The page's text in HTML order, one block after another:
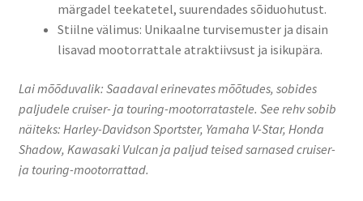
märgadel teekatetel, suurendades sõiduohutust.​
​Stiilne välimus: Unikaalne turvisemuster ja disain
lisavad mootorrattale atraktiivsust ja isikupära.​
​Lai mõõduvalik: Saadaval erinevates mõõtudes, sobides
paljudele cruiser- ja touring-mootorratastele.​ See rehv sobib
näiteks: Harley-Davidson Sportster, Yamaha V-Star, Honda
Shadow, Kawasaki Vulcan ja paljud teised sarnased cruiser-
ja touring-mootorrattad.